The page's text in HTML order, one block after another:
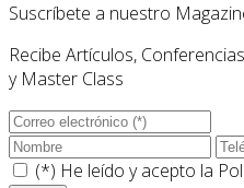
Suscríbete a nuestro
Recibe Artículos, Conferencias
y Master Class
(*) He leído y acepto la